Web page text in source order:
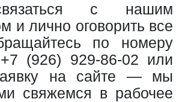
с нашим
и лично оговорить все
по номеру
+7 (926) 929-86-02 или
на сайте — мы
свяжемся в рабочее